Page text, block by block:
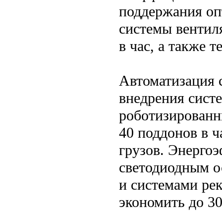
поддержания
системы
в час, а также
Автоматизация
внедрения
40 поддонов в
грузов.
светодиодным
и системами
экономить до